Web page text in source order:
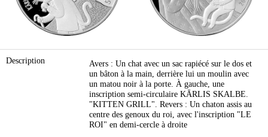
Description
Avers : Un chat avec un sac rapiécé sur le dos et
un bâton à la main, derrière lui un moulin avec
un matou noir à la porte. À gauche, une
inscription semi-circulaire KĀRLIS SKALBE.
"KITTEN GRILL". Revers : Un chaton assis au
centre des genoux du roi, avec l'inscription "LE
ROI" en demi-cercle à droite